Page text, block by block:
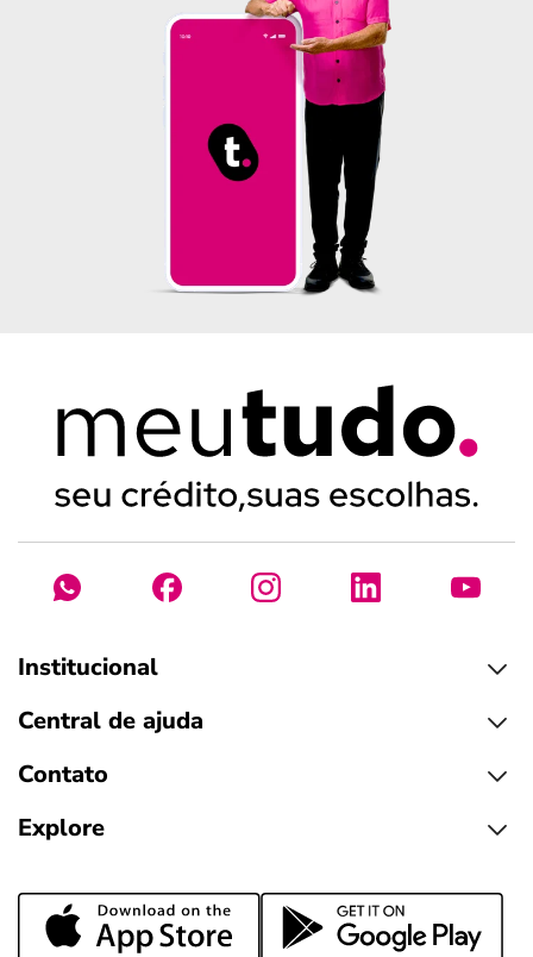
Institucional
Central de ajuda
Contato
Explore